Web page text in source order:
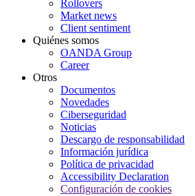
Rollovers
Market news
Client sentiment
Quiénes somos
OANDA Group
Career
Otros
Documentos
Novedades
Ciberseguridad
Noticias
Descargo de responsabilidad
Información jurídica
Política de privacidad
Accessibility Declaration
Configuración de cookies